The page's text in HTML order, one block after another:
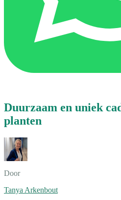
Duurzaam en uniek
planten
Door
Tanya Arkenbout